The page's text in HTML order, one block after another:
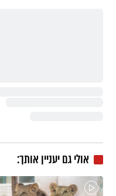
אולי גם יעניין אותך: